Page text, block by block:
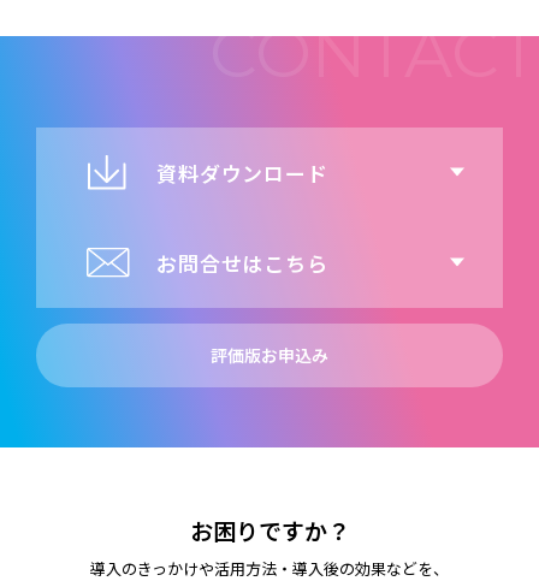
資料ダウンロード
お問合せはこちら
評価版お申込み
お困りですか？
導入のきっかけや活用方法・導入後の効果などを、